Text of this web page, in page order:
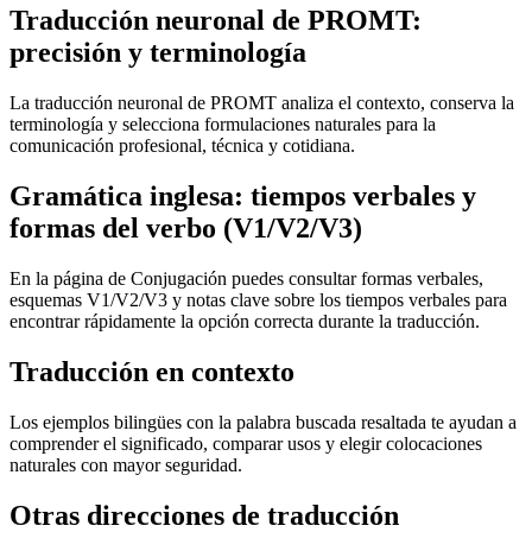
Traducción neuronal de PROMT:
precisión y terminología
La traducción neuronal de PROMT analiza el contexto, conserva la
terminología y selecciona formulaciones naturales para la
comunicación profesional, técnica y cotidiana.
Gramática inglesa: tiempos verbales y
formas del verbo (V1/V2/V3)
En la página de Conjugación puedes consultar formas verbales,
esquemas V1/V2/V3 y notas clave sobre los tiempos verbales para
encontrar rápidamente la opción correcta durante la traducción.
Traducción en contexto
Los ejemplos bilingües con la palabra buscada resaltada te ayudan a
comprender el significado, comparar usos y elegir colocaciones
naturales con mayor seguridad.
Otras direcciones de traducción